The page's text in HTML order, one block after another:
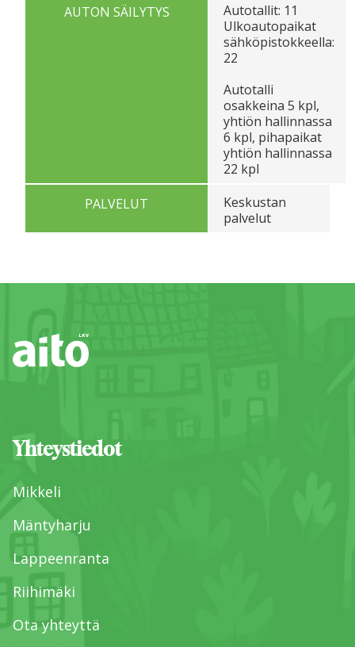
AUTON SÄILYTYS
Autotallit: 11
Ulkoautopaikat
sähköpistokkeella:
22
Autotalli
osakkeina 5 kpl,
yhtiön hallinnassa
6 kpl, pihapaikat
yhtiön hallinnassa
22 kpl
PALVELUT
Keskustan
palvelut
Yhteystiedot
Mikkeli
Mäntyharju
Lappeenranta
Riihimäki
Ota yhteyttä